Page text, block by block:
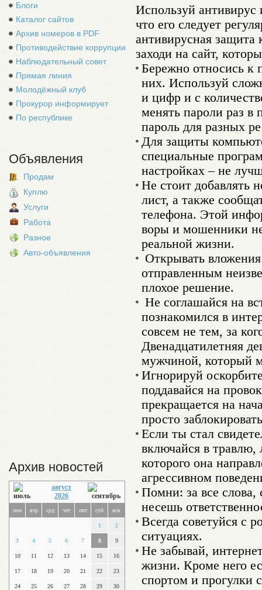
Блоги
Каталог сайтов
Архив номеров в PDF
Противодействие коррупции
Наблюдательный совет
Прямая линия
Молодёжный клуб
Прокурор информирует
По республике
Объявления
Продам
Куплю
Услуги
Работа
Разное
Авто-объявления
Архив новостей
август
2026
пон втр срд чет пят суб вск
1 2
3 4 5 6 7 8 9
10 11 12 13 14 15 16
17 18 19 20 21 22 23
24 25 26 27 28 29 30
Используй
что его следует
антивирусная защита
заходи на сайт,
Бережно относись к
них. Используй
и цифр и с
менять пароли раз в
пароль для разных
Для защиты
специальные
настройках – не
Не стоит добавлять
лист, а также
телефона. Этой
воры и мошенники
реальной жизни.
Открывать
отправленным
плохое решение.
Не соглашайся на
познакомился в
совсем не тем, за
Двенадцатилетняя
мужчиной, который
Игнорируй
поддавайся на
прекращается на
просто
Если ты стал
включайся в травлю,
которого она
агрессивном
Помни: за все слова,
несешь
Всегда советуйся с
ситуациях.
Не забывай,
жизни. Кроме него
спортом и прогулки